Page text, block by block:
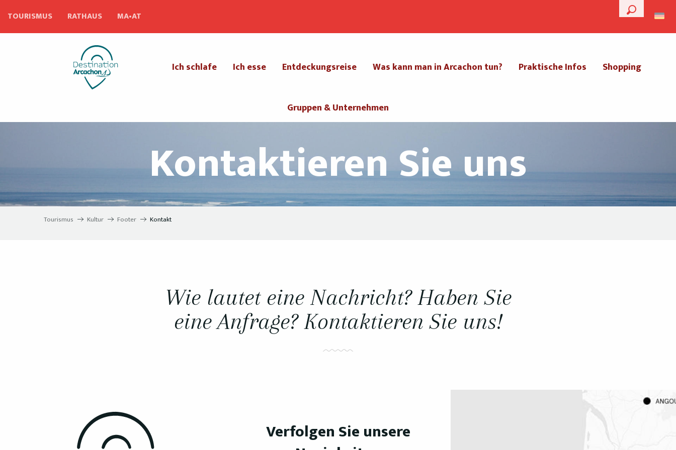
contenu
--°
Suche
TOURISMUS RATHAUS MA•AT
Ich schlafe Ich esse Entdeckungsreise Was kann man in Arcachon tun? Praktische Infos Shopping
Gruppen & Unternehmen
Kontaktieren Sie uns
Tourismus Kultur Footer Kontakt
Wie lautet eine Nachricht? Haben Sie
eine Anfrage? Kontaktieren Sie uns!
Verfolgen Sie unsere